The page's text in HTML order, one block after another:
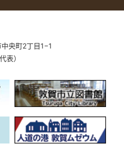
央町2丁目1−1
表）